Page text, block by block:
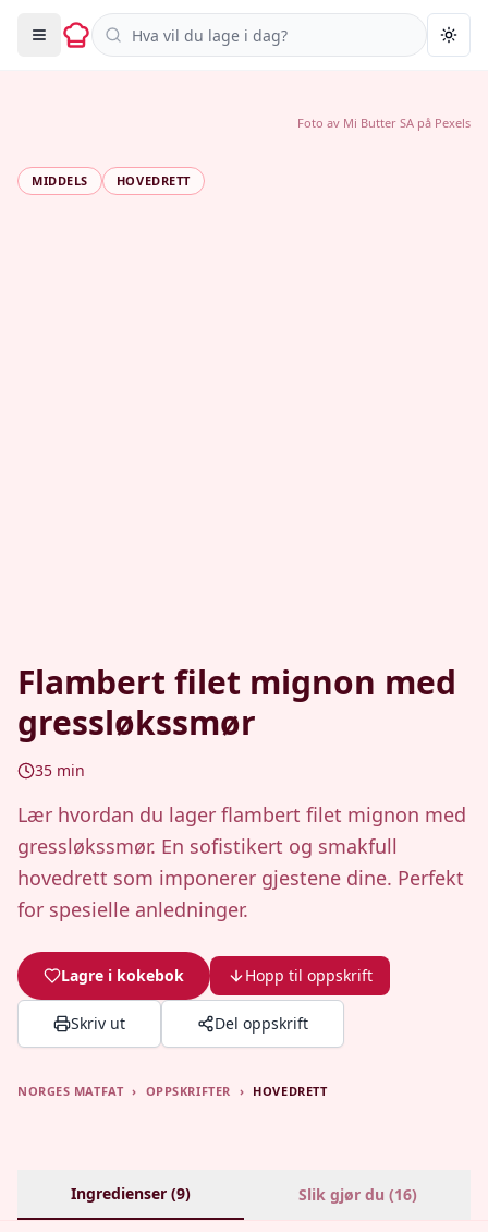
Søk i oppskrifter
MIDDELS HOVEDRETT
Flambert filet mignon med
gressløkssmør
35 min
Lær hvordan du lager flambert filet mignon med
gressløkssmør. En sofistikert og smakfull
hovedrett som imponerer gjestene dine. Perfekt
for spesielle anledninger.
Lagre i kokebok Hopp til oppskrift
Skriv ut Del oppskrift
Foto av Mi Butter SA på Pexels
NORGES MATFAT › OPPSKRIFTER › HOVEDRETT
Ingredienser (9) Slik gjør du (16)